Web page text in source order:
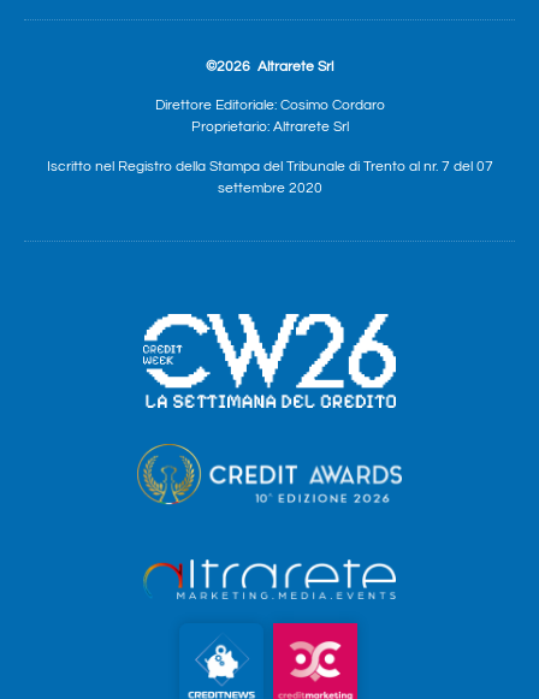
©2026 Altrarete Srl
Direttore Editoriale: Cosimo Cordaro
Proprietario: Altrarete Srl
Iscritto nel Registro della Stampa del Tribunale di Trento al nr. 7 del 07
settembre 2020